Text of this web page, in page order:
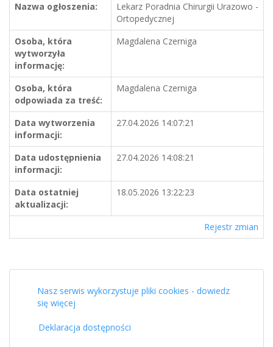
Nazwa ogłoszenia:
Lekarz Poradnia Chirurgii Urazowo -
Ortopedycznej
Osoba, która
wytworzyła
informację:
Magdalena Czerniga
Osoba, która
odpowiada za treść:
Magdalena Czerniga
Data wytworzenia
informacji:
27.04.2026 14:07:21
Data udostępnienia
informacji:
27.04.2026 14:08:21
Data ostatniej
aktualizacji:
18.05.2026 13:22:23
Rejestr zmian
Nasz serwis wykorzystuje pliki cookies - dowiedz
się więcej
Deklaracja dostępności